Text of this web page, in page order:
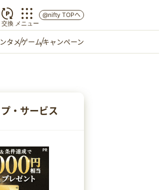
交換 メニュー
@nifty TOPへ
タメゲームキャンペーン
・サービス